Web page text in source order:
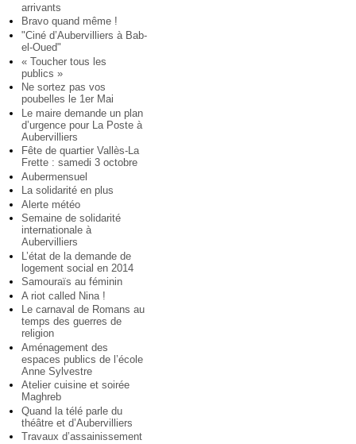
arrivants
Bravo quand même !
"Ciné d’Aubervilliers à Bab-
el-Oued"
« Toucher tous les
publics »
Ne sortez pas vos
poubelles le 1er Mai
Le maire demande un plan
d’urgence pour La Poste à
Aubervilliers
Fête de quartier Vallès-La
Frette : samedi 3 octobre
Aubermensuel
La solidarité en plus
Alerte météo
Semaine de solidarité
internationale à
Aubervilliers
L’état de la demande de
logement social en 2014
Samouraïs au féminin
A riot called Nina !
Le carnaval de Romans au
temps des guerres de
religion
Aménagement des
espaces publics de l’école
Anne Sylvestre
Atelier cuisine et soirée
Maghreb
Quand la télé parle du
théâtre et d’Aubervilliers
Travaux d’assainissement